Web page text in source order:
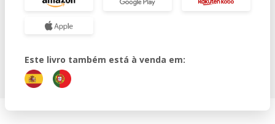
Este livro também está à venda em: